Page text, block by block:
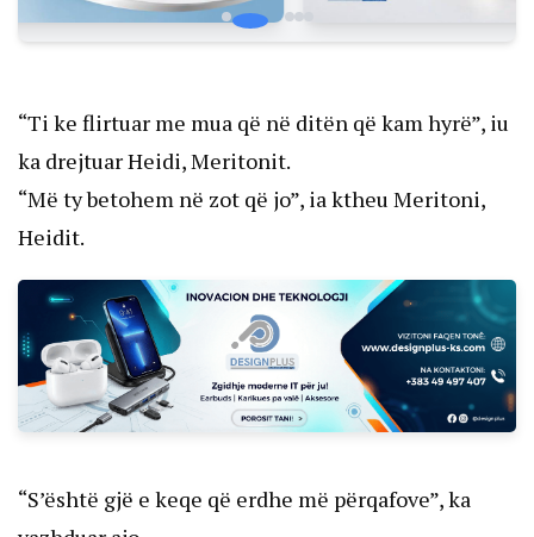
“Ti ke flirtuar me mua që në ditën që kam hyrë”, iu
ka drejtuar Heidi, Meritonit.
“Më ty betohem në zot që jo”, ia ktheu Meritoni,
Heidit.
“S’është gjë e keqe që erdhe më përqafove”, ka